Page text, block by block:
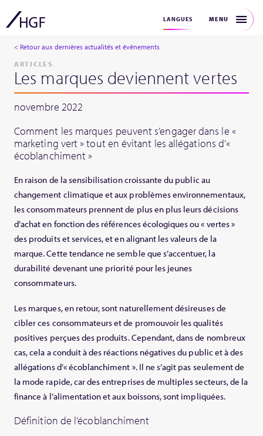
LANGUES MENU
< Retour aux dernières actualités et événements
ARTICLES
Les marques deviennent vertes
novembre 2022
Comment les marques peuvent s’engager dans le «
marketing vert » tout en évitant les allégations d’«
écoblanchiment »
En raison de la sensibilisation croissante du public au
changement climatique et aux problèmes environnementaux,
les consommateurs prennent de plus en plus leurs décisions
d’achat en fonction des références écologiques ou « vertes »
des produits et services, et en alignant les valeurs de la
marque. Cette tendance ne semble que s’accentuer, la
durabilité devenant une priorité pour les jeunes
consommateurs.
Les marques, en retour, sont naturellement désireuses de
cibler ces consommateurs et de promouvoir les qualités
positives perçues des produits. Cependant, dans de nombreux
cas, cela a conduit à des réactions négatives du public et à des
allégations d’« écoblanchiment ». Il ne s’agit pas seulement de
la mode rapide, car des entreprises de multiples secteurs, de la
finance à l’alimentation et aux boissons, sont impliquées.
Définition de l’écoblanchiment